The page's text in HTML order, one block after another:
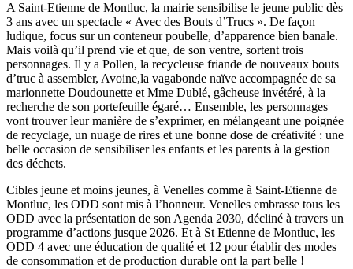
A Saint-Etienne de Montluc, la mairie sensibilise le jeune public dès
3 ans avec un spectacle « Avec des Bouts d’Trucs ». De façon
ludique, focus sur un conteneur poubelle, d’apparence bien banale.
Mais voilà qu’il prend vie et que, de son ventre, sortent trois
personnages. Il y a Pollen, la recycleuse friande de nouveaux bouts
d’truc à assembler, Avoine,la vagabonde naïve accompagnée de sa
marionnette Doudounette et Mme Dublé, gâcheuse invétéré, à la
recherche de son portefeuille égaré… Ensemble, les personnages
vont trouver leur manière de s’exprimer, en mélangeant une poignée
de recyclage, un nuage de rires et une bonne dose de créativité : une
belle occasion de sensibiliser les enfants et les parents à la gestion
des déchets.
Cibles jeune et moins jeunes, à Venelles comme à Saint-Etienne de
Montluc, les ODD sont mis à l’honneur. Venelles embrasse tous les
ODD avec la présentation de son Agenda 2030, décliné à travers un
programme d’actions jusque 2026. Et à St Etienne de Montluc, les
ODD 4 avec une éducation de qualité et 12 pour établir des modes
de consommation et de production durable ont la part belle !